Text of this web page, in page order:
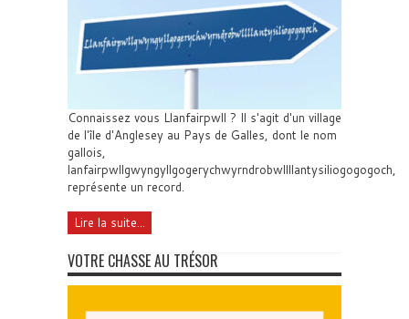
Connaissez vous Llanfairpwll ? Il s'agit d'un village
de l'île d'Anglesey au Pays de Galles, dont le nom
gallois,
lanfairpwllgwyngyllgogerychwyrndrobwllllantysiliogogogoch,
représente un record.
Lire la suite...
VOTRE CHASSE AU TRÉSOR